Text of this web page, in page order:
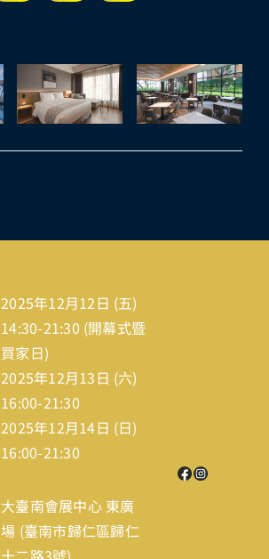
2025年12月12日 (五)
14:30-21:30 (開幕式暨
買家日)
2025年12月13日 (六)
16:00-21:30
2025年12月14日 (日)
16:00-21:30
大臺南會展中心 東廣
場 (臺南市歸仁區歸仁